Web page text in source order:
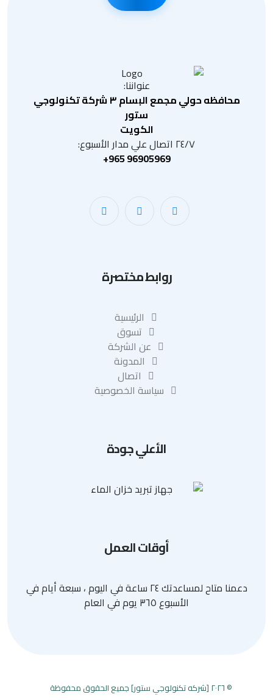
عنواننا:
محافظه حولي مجمع البسام ٣ شركة تكنولوجي
ستور
الكويت
٢٤/٧ اتصال علي مدار الأسبوع:
+965 96905969
روابط مختصرة
الرئيسية
تسوق
عن الشركة
المدونة
اتصال
سياسة الخصوصية
الأعلي جودة
أوقات العمل
دعمنا متاح لمساعدتك ٢٤ ساعة في اليوم ، سبعة أيام في
الأسبوع ٣٦٥ يوم في العام
© ٢٠٢٦ [شركه تكنولوجي ستور] جميع الحقوق محفوظة